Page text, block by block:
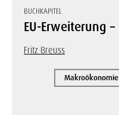
BUCHKAPITEL
EU-Erweiterung
Fritz Breuss